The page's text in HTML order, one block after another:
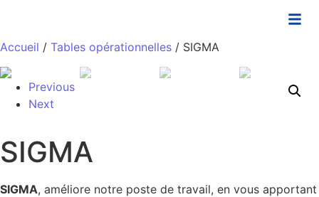
Accueil / Tables opérationnelles / SIGMA
Previous
Next
SIGMA
SIGMA, améliore notre poste de travail, en vous apportant